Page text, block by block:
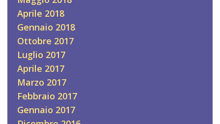
Aprile 2018
Gennaio 2018
Ottobre 2017
Luglio 2017
Aprile 2017
Marzo 2017
Febbraio 2017
Gennaio 2017